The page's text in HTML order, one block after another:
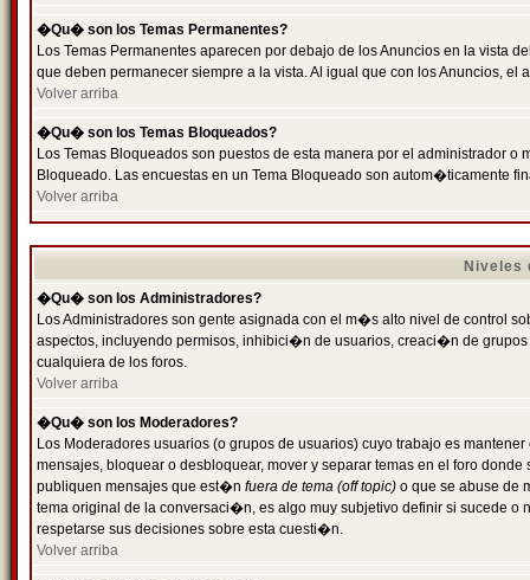
�Qu� son los Temas Permanentes?
Los Temas Permanentes aparecen por debajo de los Anuncios en la
que deben permanecer siempre a la vista. Al igual que con los Anuncios,
Volver arriba
�Qu� son los Temas Bloqueados?
Los Temas Bloqueados son puestos de esta manera por el administrador
Bloqueado. Las encuestas en un Tema Bloqueado son autom�ticamente
Volver arriba
Niveles
�Qu� son los Administradores?
Los Administradores son gente asignada con el m�s alto nivel de control
aspectos, incluyendo permisos, inhibici�n de usuarios, creaci�n de
cualquiera de los foros.
Volver arriba
�Qu� son los Moderadores?
Los Moderadores usuarios (o grupos de usuarios) cuyo trabajo es
mensajes, bloquear o desbloquear, mover y separar temas en el foro
publiquen mensajes que est�n fuera de tema (off topic) o que se abuse de
tema original de la conversaci�n, es algo muy subjetivo definir si sucede
respetarse sus decisiones sobre esta cuesti�n.
Volver arriba